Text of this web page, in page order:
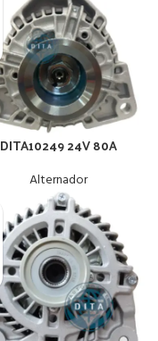
DITA10249 24V 80A
Alternador